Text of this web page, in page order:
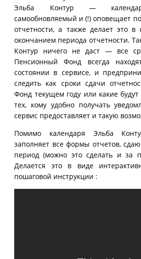
Эльба Контур —
самообновляемый и (!) оповещает
отчетности, а также делает это
окончанием периода отчетности.
Контур ничего не даст — все
Пенсионный Фонд всегда
состоянии в сервисе, и
следить как сроки сдачи
Фонд текущем году или какие
тех, кому удобно получать
сервис предоставляет и такую
Помимо календаря Эльба
заполняет все формы отчетов,
период (можно это сделать и за
Делается это в виде
пошаговой инструкции :